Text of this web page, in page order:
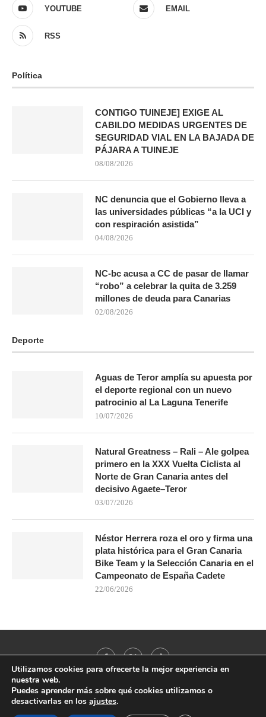
YOUTUBE EMAIL
RSS
Política
CONTIGO TUINEJE] EXIGE AL
CABILDO MEDIDAS URGENTES DE
SEGURIDAD VIAL EN LA BAJADA DE
PÁJARA A TUINEJE
08/08/2026
NC denuncia que el Gobierno lleva a
las universidades públicas “a la UCI y
con respiración asistida”
04/08/2026
NC-bc acusa a CC de pasar de llamar
“robo” a celebrar la quita de 3.259
millones de deuda para Canarias
02/08/2026
Deporte
Aguas de Teror amplía su apuesta por
el deporte regional con un nuevo
patrocinio al La Laguna Tenerife
10/07/2026
Natural Greatness – Rali – Ale golpea
primero en la XXX Vuelta Ciclista al
Norte de Gran Canaria antes del
decisivo Agaete–Teror
03/07/2026
Néstor Herrera roza el oro y firma una
plata histórica para el Gran Canaria
Bike Team y la Selección Canaria en el
Campeonato de España Cadete
22/06/2026
@2021 - All Right Reserved. Designed and Developed by
Utilizamos cookies para ofrecerte la mejor experiencia en
nuestra web.
Puedes aprender más sobre qué cookies utilizamos o
desactivarlas en los ajustes.